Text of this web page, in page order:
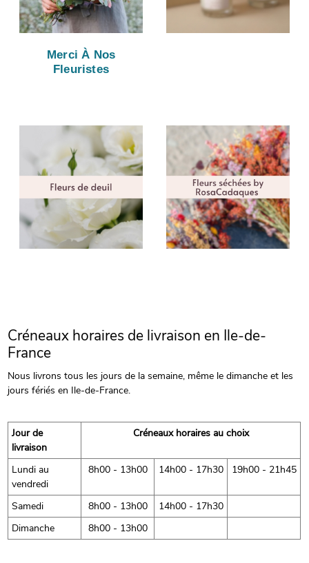
Merci À Nos
Fleuristes
Créneaux horaires de livraison en Ile-de-
France
Nous livrons tous les jours de la semaine, même le dimanche et les
jours fériés en Ile-de-France.
Jour de
livraison
Créneaux horaires au choix
Lundi au
vendredi
8h00 - 13h00 14h00 - 17h30 19h00 - 21h45
Samedi 8h00 - 13h00
14h00 - 17h30
Dimanche
8h00 - 13h00